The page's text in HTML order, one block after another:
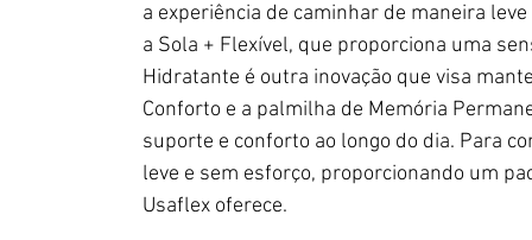
a experiência de caminhar de maneira
a Sola + Flexível, que proporciona uma
Hidratante é outra inovação que visa
Conforto e a palmilha de Memória
suporte e conforto ao longo do dia. Para
leve e sem esforço, proporcionando um
Usaflex oferece.